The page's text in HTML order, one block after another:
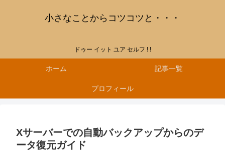
小さなことからコツコツと・・・
ドゥー イット ユア セルフ ! !
ホーム 記事一覧
プロフィール
Xサーバーでの自動バックアップからのデ
ータ復元ガイド